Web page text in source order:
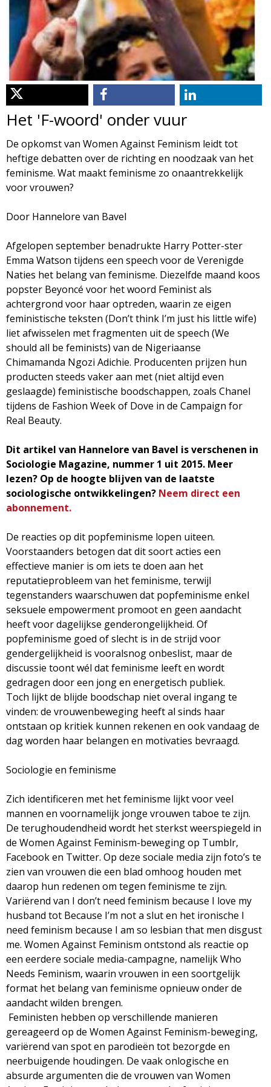
i
o
l
o
g
i
e
M
a
g
a
z
i
n
e
d
m
e
n
u
Het 'F-woord' onder vuur
De opkomst van Women Against Feminism leidt tot
heftige debatten over de richting en noodzaak van het
feminisme. Wat maakt feminisme zo onaantrekkelijk
voor vrouwen?
Door Hannelore van Bavel
Afgelopen september benadrukte Harry Potter-ster
Emma Watson tijdens een speech voor de Verenigde
Naties het belang van feminisme. Diezelfde maand koos
popster Beyoncé voor het woord Feminist als
achtergrond voor haar optreden, waarin ze eigen
feministische teksten (Don’t think I’m just his little wife)
liet afwisselen met fragmenten uit de speech (We
should all be feminists) van de Nigeriaanse
Chimamanda Ngozi Adichie. Producenten prijzen hun
producten steeds vaker aan met (niet altijd even
geslaagde) feministische boodschappen, zoals Chanel
tijdens de Fashion Week of Dove in de Campaign for
Real Beauty.
Dit artikel van Hannelore van Bavel is verschenen in
Sociologie Magazine, nummer 1 uit 2015. Meer
lezen? Op de hoogte blijven van de laatste
sociologische ontwikkelingen? Neem direct een
abonnement.
De reacties op dit popfeminisme lopen uiteen.
Voorstaanders betogen dat dit soort acties een
effectieve manier is om iets te doen aan het
reputatieprobleem van het feminisme, terwijl
tegenstanders waarschuwen dat popfeminisme enkel
seksuele empowerment promoot en geen aandacht
heeft voor dagelijkse genderongelijkheid. Of
popfeminisme goed of slecht is in de strijd voor
gendergelijkheid is vooralsnog onbeslist, maar de
discussie toont wél dat feminisme leeft en wordt
gedragen door een jong en energetisch publiek.
Toch lijkt de blijde boodschap niet overal ingang te
vinden: de vrouwenbeweging heeft al sinds haar
ontstaan op kritiek kunnen rekenen en ook vandaag de
dag worden haar belangen en motivaties bevraagd.
Sociologie en feminisme
Zich identificeren met het feminisme lijkt voor veel
mannen en voornamelijk jonge vrouwen taboe te zijn.
De terughoudendheid wordt het sterkst weerspiegeld in
de Women Against Feminism-beweging op Tumblr,
Facebook en Twitter. Op deze sociale media zijn foto’s te
zien van vrouwen die een blad omhoog houden met
daarop hun redenen om tegen feminisme te zijn.
Variërend van I don’t need feminism because I love my
husband tot Because I’m not a slut en het ironische I
need feminism because I am so lesbian that men disgust
me. Women Against Feminism ontstond als reactie op
een eerdere sociale media-campagne, namelijk Who
Needs Feminism, waarin vrouwen in een soortgelijk
format het belang van feminisme opnieuw onder de
aandacht wilden brengen.
Feministen hebben op verschillende manieren
gereageerd op de Women Against Feminism-beweging,
variërend van spot en parodieën tot bezorgde en
neerbuigende houdingen. De vaak onlogische en
absurde argumenten die de vrouwen van Women